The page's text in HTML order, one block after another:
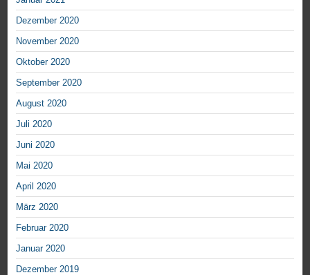
Dezember 2020
November 2020
Oktober 2020
September 2020
August 2020
Juli 2020
Juni 2020
Mai 2020
April 2020
März 2020
Februar 2020
Januar 2020
Dezember 2019